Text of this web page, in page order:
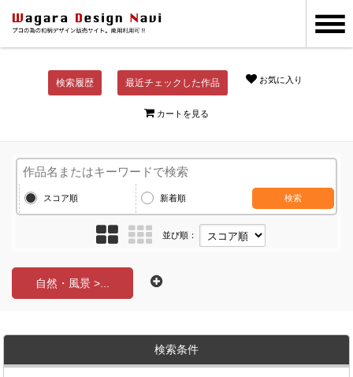
検索履歴 最近チェックした作品 お気に入り
カートを見る
スコア順 新着順 検索
並び順：
自然・風景 >...
検索条件